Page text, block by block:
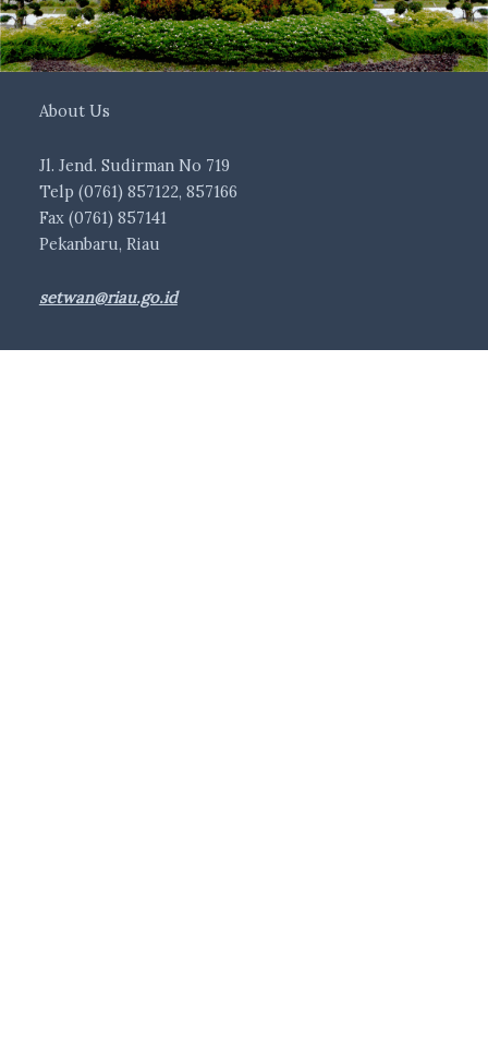
About Us
Jl. Jend. Sudirman No 719
Telp (0761) 857122, 857166
Fax (0761) 857141
Pekanbaru, Riau
setwan@riau.go.id